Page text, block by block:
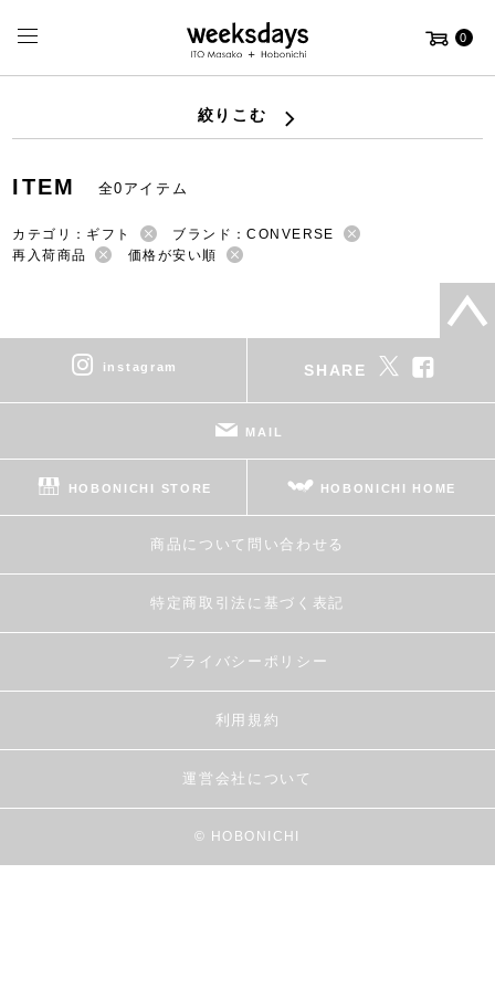
0
絞りこむ
ITEM 全0アイテム
カテゴリ：ギフト
ブランド：CONVERSE
再入荷商品
価格が安い順
instagram SHARE
MAIL
HOBONICHI STORE HOBONICHI HOME
商品について問い合わせる
特定商取引法に基づく表記
プライバシーポリシー
利用規約
運営会社について
© HOBONICHI